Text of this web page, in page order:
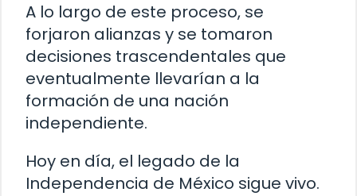
A lo largo de este proceso, se
forjaron alianzas y se tomaron
decisiones trascendentales que
eventualmente llevarían a la
formación de una nación
independiente.
Hoy en día, el legado de la
Independencia de México sigue vivo.